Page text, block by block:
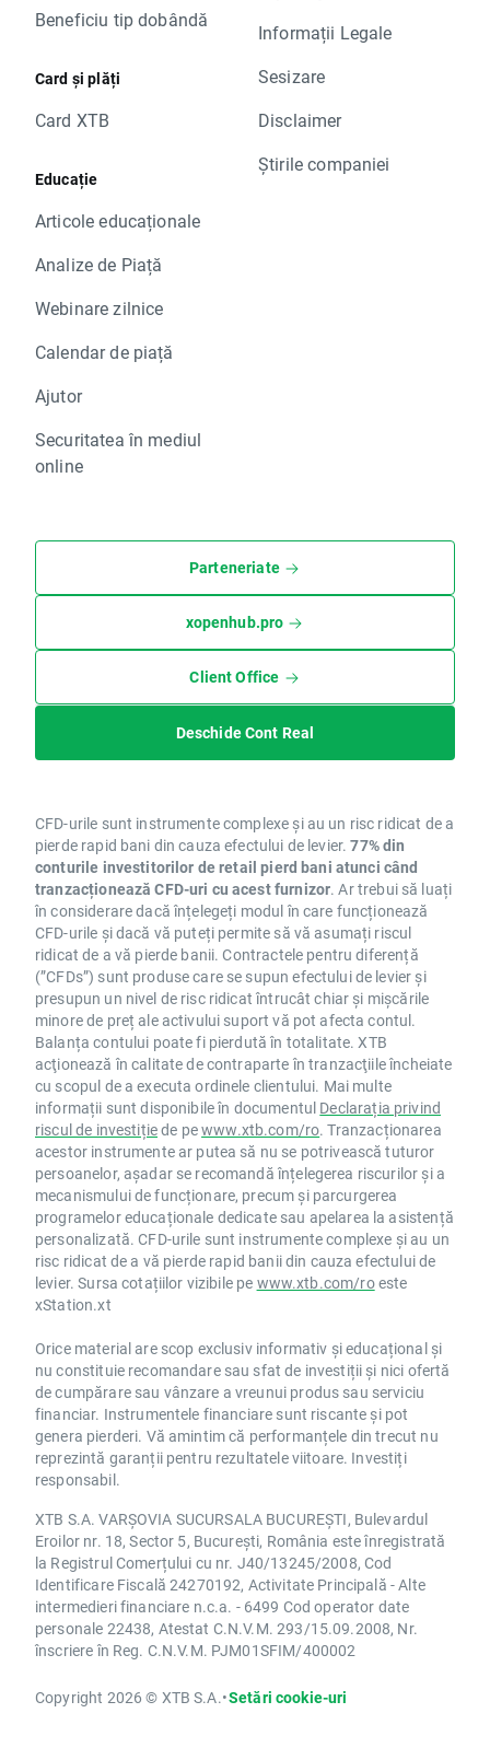
Beneficiu tip dobândă
Card și plăți
Card XTB
Educație
Articole educaționale
Analize de Piață
Webinare zilnice
Calendar de piață
Ajutor
Securitatea în mediul
online
Informații Legale
Sesizare
Disclaimer
Știrile companiei
Parteneriate
xopenhub.pro
Client Office
Deschide Cont Real
CFD-urile sunt instrumente complexe și au un risc ridicat de a
pierde rapid bani din cauza efectului de levier.77% din
conturile investitorilor de retail pierd bani atunci când
tranzacționează CFD-uri cu acest furnizor. Ar trebui să luați
în considerare dacă înțelegeți modul în care funcționează
CFD-urile și dacă vă puteți permite să vă asumați riscul
ridicat de a vă pierde banii. Contractele pentru diferență
(”CFDs”) sunt produse care se supun efectului de levier și
presupun un nivel de risc ridicat întrucât chiar și mișcările
minore de preț ale activului suport vă pot afecta contul.
Balanța contului poate fi pierdută în totalitate. XTB
acţionează în calitate de contraparte în tranzacţiile încheiate
cu scopul de a executa ordinele clientului. Mai multe
informații sunt disponibile în documentul Declarația privind
riscul de investițiede pewww.xtb.com/ro. Tranzacționarea
acestor instrumente ar putea să nu se potrivească tuturor
persoanelor, așadar se recomandă înțelegerea riscurilor și a
mecanismului de funcționare, precum și parcurgerea
programelor educaționale dedicate sau apelarea la asistență
personalizată. CFD-urile sunt instrumente complexe și au un
risc ridicat de a vă pierde rapid banii din cauza efectului de
levier. Sursa cotațiilor vizibile pe www.xtb.com/roeste
xStation.xt
Orice material are scop exclusiv informativ și educațional și
nu constituie recomandare sau sfat de investiții și nici ofertă
de cumpărare sau vânzare a vreunui produs sau serviciu
financiar. Instrumentele financiare sunt riscante și pot
genera pierderi. Vă amintim că performanțele din trecut nu
reprezintă garanții pentru rezultatele viitoare. Investiți
responsabil.
XTB S.A. VARȘOVIA SUCURSALA BUCUREȘTI, Bulevardul
Eroilor nr. 18, Sector 5, București, România este înregistrată
la Registrul Comerțului cu nr. J40/13245/2008, Cod
Identificare Fiscală 24270192, Activitate Principală - Alte
intermedieri financiare n.c.a. - 6499 Cod operator date
personale 22438, Atestat C.N.V.M. 293/15.09.2008, Nr.
înscriere în Reg. C.N.V.M. PJM01SFIM/400002
Copyright 2026 © XTB S.A.•Setări cookie-uri